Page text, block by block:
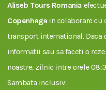
Aliseb Tours Romania
Copenhaga in colaborare cu
transport international.
informatii sau sa faceti o
noastre, zilnic intre orele
Sambata inclusiv.